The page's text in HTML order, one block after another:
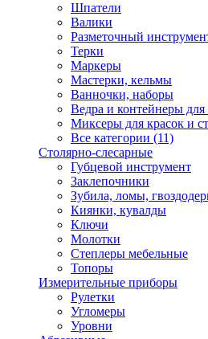
Шпатели
Валики
Разметочный
Терки
Маркеры
Мастерки, кельмы
Ванночки, наборы
Ведра и контейнеры для
Миксеры для красок и
Все категории (11)
Столярно-слесарные
Губцевой инструмент
Заклепочники
Зубила, ломы,
Киянки, кувалды
Ключи
Молотки
Степлеры мебельные
Топоры
Измерительные приборы
Рулетки
Угломеры
Уровни